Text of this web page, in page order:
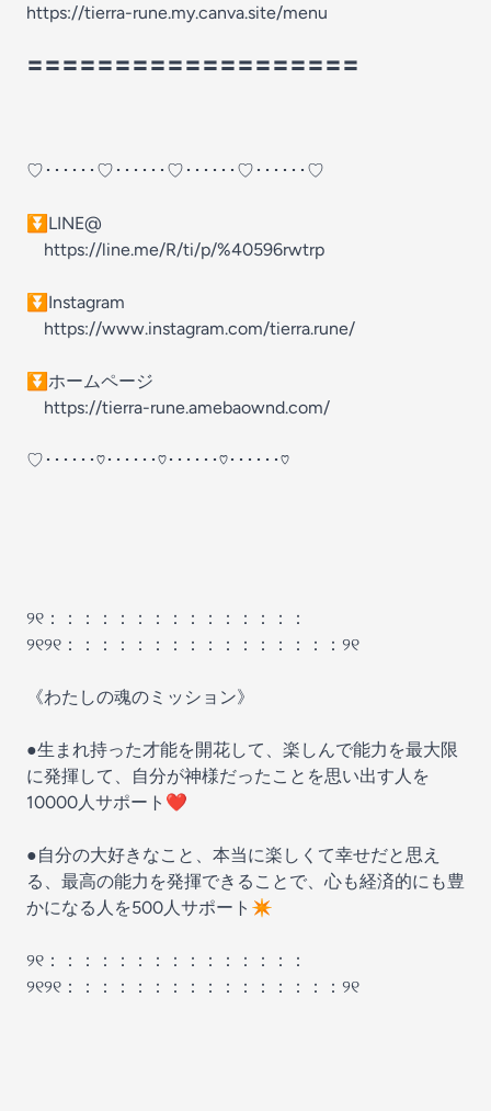
https://tierra-rune.my.canva.site/menu
〓〓〓〓〓〓〓〓〓〓〓〓〓〓〓〓〓〓〓
♡･･････♡･･････♡･･････♡･･････♡
⏬LINE@
https://line.me/R/ti/p/%40596rwtrp
⏬Instagram
https://www.instagram.com/tierra.rune/
⏬ホームページ
https://tierra-rune.amebaownd.com/
♡･･････♡･･････♡･･････♡･･････♡
୨୧：：：：：：：：：：：：：：：
୨୧୨୧：：：：：：：：：：：：：：：：୨୧
《わたしの魂のミッション》
●生まれ持った才能を開花して、楽しんで能力を最大限
に発揮して、自分が神様だったことを思い出す人を
10000人サポート❤
●自分の大好きなこと、本当に楽しくて幸せだと思え
る、最高の能力を発揮できることで、心も経済的にも豊
かになる人を500人サポート✴
୨୧：：：：：：：：：：：：：：：
୨୧୨୧：：：：：：：：：：：：：：：：୨୧